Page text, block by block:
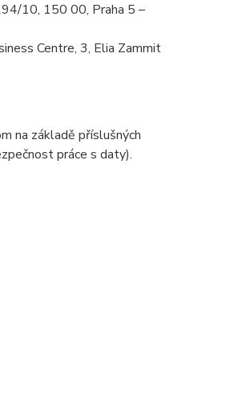
10, 150 00, Praha 5 –
Centre, 3, Elia Zammit
na základě příslušných
práce s daty).